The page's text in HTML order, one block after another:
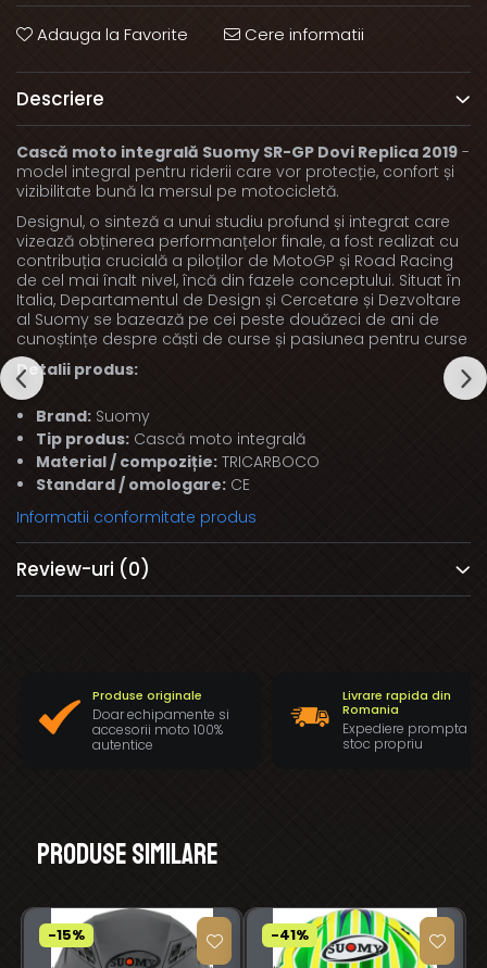
Adauga la Favorite Cere informatii
Descriere
Cască moto integrală Suomy SR-GP Dovi Replica 2019 -
model integral pentru riderii care vor protecție, confort și
vizibilitate bună la mersul pe motocicletă.
Designul, o sinteză a unui studiu profund și integrat care
vizează obținerea performanțelor finale, a fost realizat cu
contribuția crucială a piloților de MotoGP și Road Racing
de cel mai înalt nivel, încă din fazele conceptului. Situat în
Italia, Departamentul de Design și Cercetare și Dezvoltare
al Suomy se bazează pe cei peste douăzeci de ani de
cunoștințe despre căști de curse și pasiunea pentru curse
Detalii produs:
Brand: Suomy
Tip produs: Cască moto integrală
Material / compoziție: TRICARBOCO
Standard / omologare: CE
Informatii conformitate produs
Review-uri (0)
Produse originale
Doar echipamente si
accesorii moto 100%
autentice
Livrare rapida din
Romania
Expediere prompta
stoc propriu
Produse similare
-15% -41%